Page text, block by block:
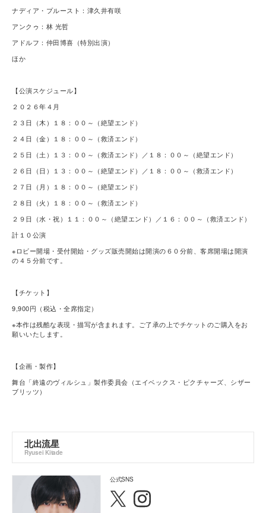
ナディア・プルースト：津久井有咲
アンクゥ：林 光哲
アドルフ：仲田博喜（特別出演）
ほか
【公演スケジュール】
２０２６年４月
２３日（木）１８：００～（絶望エンド）
２４日（金）１８：００～（救済エンド）
２５日（土）１３：００～（救済エンド）／１８：００～（絶望エンド）
２６日（日）１３：００～（絶望エンド）／１８：００～（救済エンド）
２７日（月）１８：００～（絶望エンド）
２８日（火）１８：００～（救済エンド）
２９日（水・祝）１１：００～（絶望エンド）／１６：００～（救済エンド）
計１０公演
※ロビー開場・受付開始・グッズ販売開始は開演の６０分前、客席開場は開演
の４５分前です。
【チケット】
9,900円（税込・全席指定）
※本作は残酷な表現・描写が含まれます。ご了承の上でチケットのご購入をお
願いいたします。
【企画・製作】
舞台「終遠のヴィルシュ」製作委員会（エイベックス・ピクチャーズ、シザー
ブリッツ）
北出流星
Ryusei Kitade
公式SNS